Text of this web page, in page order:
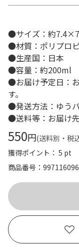
●サイズ：約
●材質：ポリプロ
●生産国：日本
●容量：約200ml
●お届け予定日：
す。
●発送方法：ゆう
●送料等：お届け
550円(送料別・税
獲得ポイント： 5 pt
商品番号